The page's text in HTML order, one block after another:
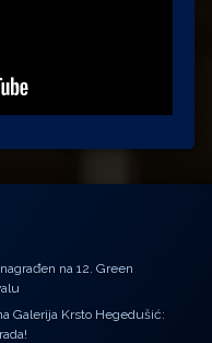
na 12. Green
Galerija Krsto Hegedušić: